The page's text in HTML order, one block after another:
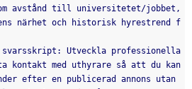
avstånd till universitetet/jobbet,
närhet och historisk hyrestrend f
svarsskript: Utveckla professionella
kontakt med uthyrare så att du kan
efter en publicerad annons utan